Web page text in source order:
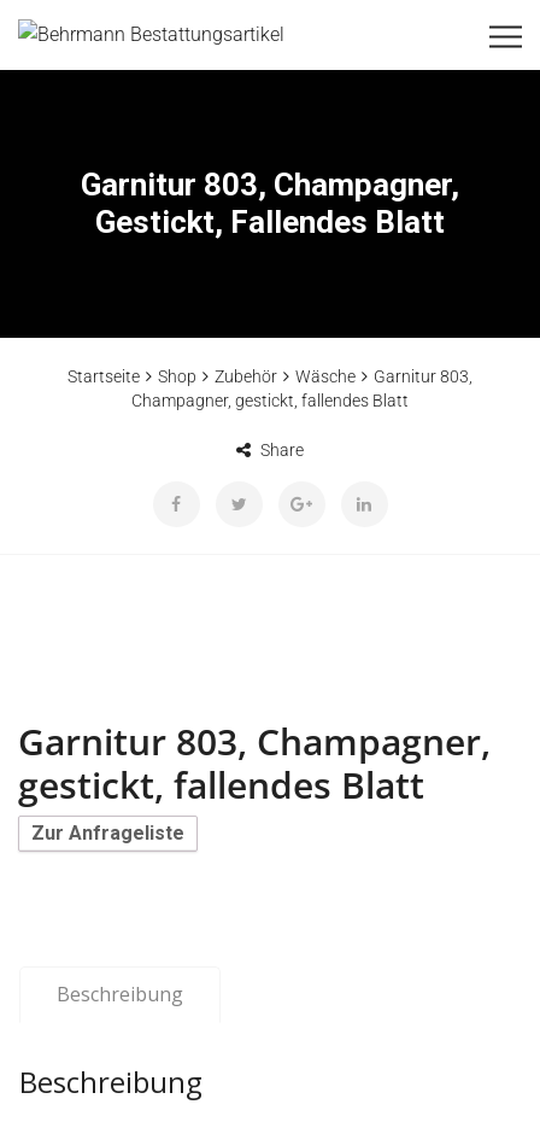
Garnitur 803, Champagner,
Gestickt, Fallendes Blatt
Startseite Shop Zubehör Wäsche
Garnitur 803,
Champagner, gestickt, fallendes Blatt
Share
Garnitur 803, Champagner,
gestickt, fallendes Blatt
Zur Anfrageliste
Beschreibung
Beschreibung